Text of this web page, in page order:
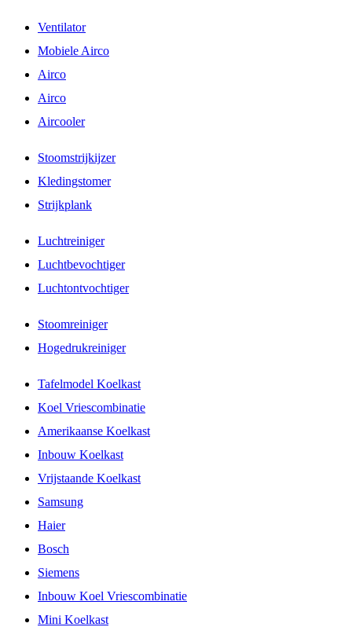
Ventilator
Mobiele Airco
Airco
Airco
Aircooler
Stoomstrijkijzer
Kledingstomer
Strijkplank
Luchtreiniger
Luchtbevochtiger
Luchtontvochtiger
Stoomreiniger
Hogedrukreiniger
Tafelmodel Koelkast
Koel Vriescombinatie
Amerikaanse Koelkast
Inbouw Koelkast
Vrijstaande Koelkast
Samsung
Haier
Bosch
Siemens
Inbouw Koel Vriescombinatie
Mini Koelkast